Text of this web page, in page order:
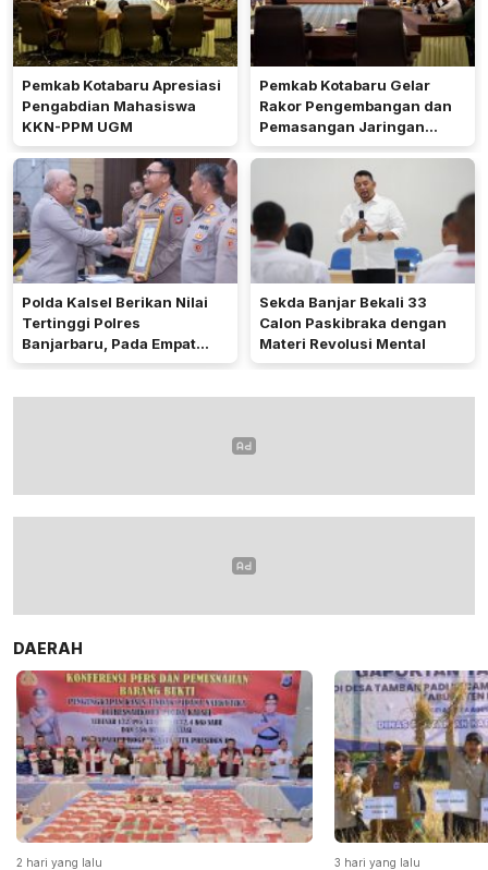
Pemkab Kotabaru Apresiasi
Pengabdian Mahasiswa
KKN-PPM UGM
Pemkab Kotabaru Gelar
Rakor Pengembangan dan
Pemasangan Jaringan
Listrik PLN
Polda Kalsel Berikan Nilai
Tertinggi Polres
Banjarbaru, Pada Empat
Bidang Utama
Sekda Banjar Bekali 33
Calon Paskibraka dengan
Materi Revolusi Mental
DAERAH
2 hari yang lalu 3 hari yang lalu